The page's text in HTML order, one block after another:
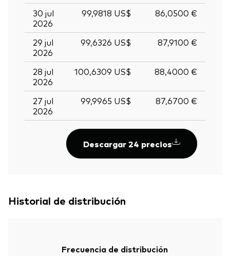
30 jul
2026
99,9818 US$ 86,0500 €
29 jul
2026
99,6326 US$ 87,9100 €
28 jul
2026
100,6309 US$ 88,4000 €
27 jul
2026
99,9965 US$ 87,6700 €
Descargar 24 precios
Historial de distribución
Frecuencia de distribución